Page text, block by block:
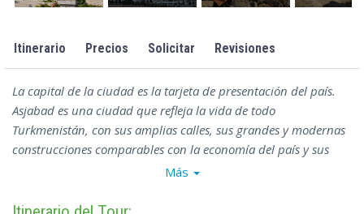
Itinerario Precios Solicitar Revisiones
La capital de la ciudad es la tarjeta de presentación del país.
Asjabad es una ciudad que refleja la vida de todo
Turkmenistán, con sus amplias calles, sus grandes y modernas
construcciones comparables con la economía del país y sus
sitios de interés de diferentes épocas, ricos en historia de su
Más